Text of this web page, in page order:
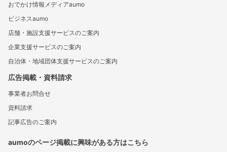
おでかけ情報メディアaumo
ビジネスaumo
店舗・施設支援サービスのご案内
企業支援サービスのご案内
自治体・地域団体支援サービスのご案内
広告掲載・資料請求
事業者お問合せ
資料請求
記事広告のご案内
aumoのページ掲載に興味がある方はこちら